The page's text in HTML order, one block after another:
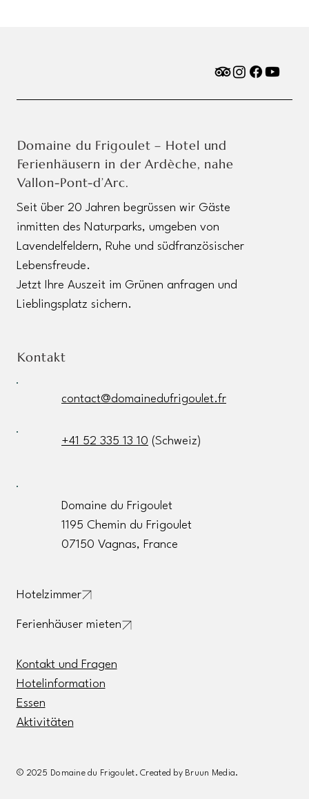
Domaine du Frigoulet – Hotel und
Ferienhäusern in der Ardèche, nahe
Vallon-Pont-d’Arc.
Seit über 20 Jahren begrüssen wir Gäste
inmitten des Naturparks, umgeben von
Lavendelfeldern, Ruhe und südfranzösischer
Lebensfreude.
Jetzt Ihre Auszeit im Grünen anfragen und
Lieblingsplatz sichern.
Kontakt
contact@domainedufrigoulet.fr
+41 52 335 13 10 (Schweiz)
Domaine du Frigoulet
1195 Chemin du Frigoulet
07150 Vagnas, France
Hotelzimmer
Ferienhäuser mieten
Kontakt und Fragen
Hotelinformation
Essen
Aktivitäten
© 2025 Domaine du Frigoulet. Created by Bruun Media.